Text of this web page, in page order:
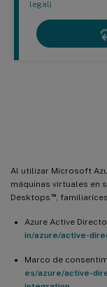
legal)
Al utilizar Microsoft
máquinas virtuales en
Desktops ™,
Azure Active
in/azure/active-
Marco de
es/azure/active-